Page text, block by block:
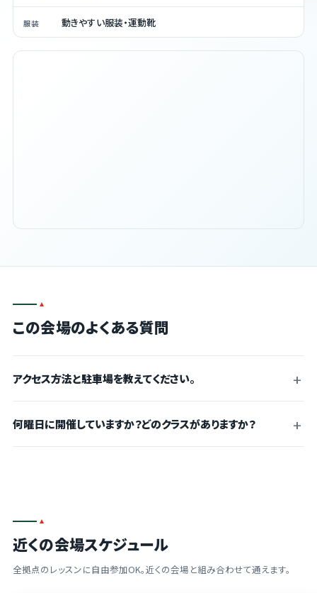
服装 動きやすい服装・運動靴
この会場のよくある質問
アクセス方法と駐車場を教えてください。
何曜日に開催していますか？どのクラスがありますか？
近くの会場スケジュール
全拠点のレッスンに自由参加OK。近くの会場と組み合わせて通えます。